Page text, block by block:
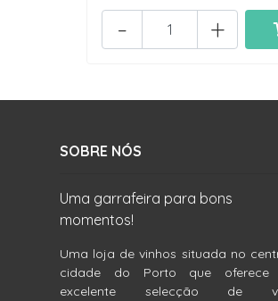
+
-
SOBRE NÓS
Uma garrafeira para bons
momentos!
Uma loja de vinhos situada no
cidade do Porto que oferece
excelente selecção de